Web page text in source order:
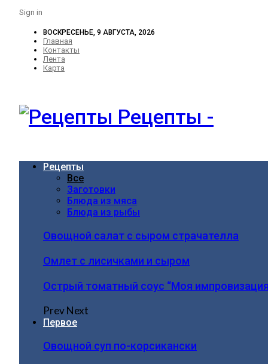
Sign in
ВОСКРЕСЕНЬЕ, 9 АВГУСТА, 2026
Главная
Контакты
Лента
Карта
Рецепты -
Рецепты
Все
Заготовки
Блюда из мяса
Блюда из рыбы
Овощной салат с сыром страчателла
Омлет с лисичками и сыром
Острый томатный соус “Моя
PrevNext
Первое
Овощной суп по-корсикански